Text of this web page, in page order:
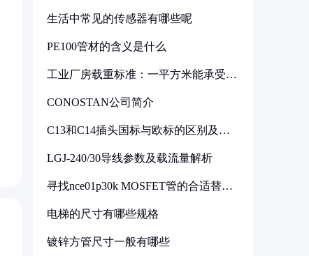
生活中常见的传感器有哪些呢
PE100管材的含义是什么
工业厂房载重标准：一平方米能承受多
CONOSTAN公司简介
C13和C14插头国标与欧标的区别及其
LGJ-240/30导线参数及载流量解析
寻找nce01p30k MOSFET管的合适替代
电梯的尺寸有哪些规格
镀锌方管尺寸一般有哪些